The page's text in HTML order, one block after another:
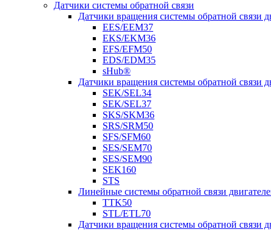
Датчики системы обратной связи
Датчики вращения системы обратной связи
EES/EEM37
EKS/EKM36
EFS/EFM50
EDS/EDM35
sHub®
Датчики вращения системы обратной связи
SEK/SEL34
SEK/SEL37
SKS/SKM36
SRS/SRM50
SFS/SFM60
SES/SEM70
SES/SEM90
SEK160
STS
Линейные системы обратной связи
TTK50
STL/ETL70
Датчики вращения системы обратной связи